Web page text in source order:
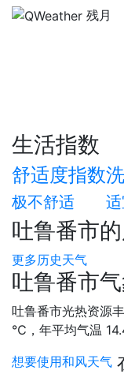
残月
生活指数
舒适度指数
极不舒适
吐鲁番市
更多历史天气
吐鲁番市
吐鲁番市光热资源
℃，年平均气温
想要使用和风天气